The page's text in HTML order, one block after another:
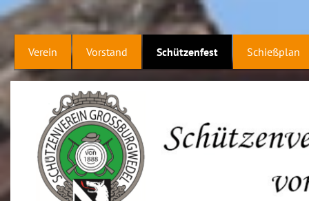
Verein Vorstand Schützenfest Schießplan